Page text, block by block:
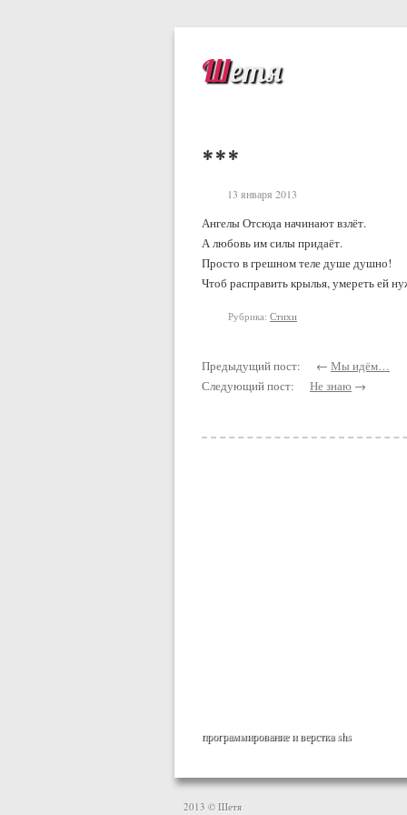
Шетя
***
13 января 2013
Ангелы Отсюда начинают взлёт.
А любовь им силы придаёт.
Просто в грешном теле душе душно!
Чтоб расправить крылья, умереть ей
Рубрика: Стихи
Предыдущий пост: ← Мы идём…
Следующий пост: Не знаю →
программирование и версткаshs
2013 © Шетя